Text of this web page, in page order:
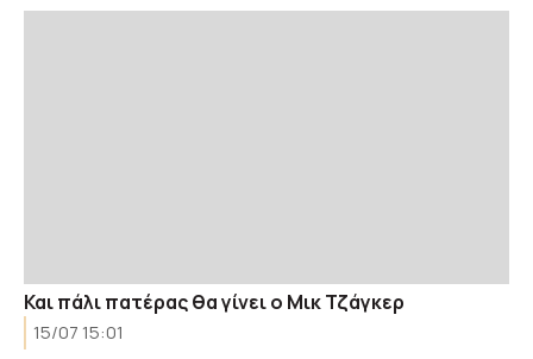
Και πάλι πατέρας θα γίνει ο Μικ Τζάγκερ
15/07 15:01